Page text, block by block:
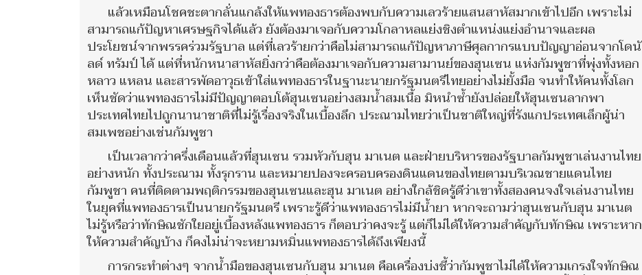
แล้วเหมือนโชคชะตากลั่นแกล้งให้แพทองธารต้องพบกับความเลวร้ายแสนสาหัสมากเข้าไปอีก เพราะไม่
สามารถแก้ปัญหาเศรษฐกิจได้แล้ว ยังต้องมาเจอกับความโกลาหลแย่งชิงตำแหน่งแย่งอำนาจและผล
ประโยชน์จากพรรคร่วมรัฐบาล แต่ที่เลวร้ายกว่าคือไม่สามารถแก้ปัญหาภาษีศุลกากรแบบปัญญาอ่อนจากโดนั
ลด์ ทรัมป์ ได้ แต่ที่หนักหนาสาหัสยิ่งกว่าคือต้องมาเจอกับความสามานย์ของฮุนเซน แห่งกัมพูชาที่พุ่งทั้งหอก
หลาว แหลน และสารพัดอาวุธเข้าใส่แพทองธารในฐานะนายกรัฐมนตรีไทยอย่างไม่ยั้งมือ จนทำให้คนทั้งโลก
เห็นชัดว่าแพทองธารไม่มีปัญญาตอบโต้ฮุนเซนอย่างสมน้ำสมเนื้อ มิหนำซ้ำยังปล่อยให้ฮุนเซนลากพา
ประเทศไทยไปถูกนานาชาติที่ไม่รู้เรื่องจริงในเบื้องลึก ประณามไทยว่าเป็นชาติใหญ่ที่รังแกประเทศเล็กผู้น่า
สมเพชอย่างเช่นกัมพูชา
เป็นเวลากว่าครึ่งเดือนแล้วที่ฮุนเซน รวมหัวกับฮุน มาเนต และฝ่ายบริหารของรัฐบาลกัมพูชาเล่นงานไทย
อย่างหนัก ทั้งประณาม ทั้งรุกราน และหมายปองจะครอบครองดินแดนของไทยตามบริเวณชายแดนไทย
กัมพูชา คนที่ติดตามพฤติกรรมของฮุนเซนและฮุน มาเนต อย่างใกล้ชิดรู้ดีว่าเขาทั้งสองคนจงใจเล่นงานไทย
ในยุคที่แพทองธารเป็นนายกรัฐมนตรี เพราะรู้ดีว่าแพทองธารไม่มีน้ำยา หากจะถามว่าฮุนเซนกับฮุน มาเนต
ไม่รู้หรือว่าทักษิณชักใยอยู่เบื้องหลังแพทองธาร ก็ตอบว่าคงจะรู้ แต่ก็ไม่ได้ให้ความสำคัญกับทักษิณ เพราะหาก
ให้ความสำคัญบ้าง ก็คงไม่น่าจะหยามหมิ่นแพทองธารได้ถึงเพียงนี้
การกระทำต่างๆ จากน้ำมือของฮุนเซนกับฮุน มาเนต คือเครื่องบ่งชี้ว่ากัมพูชาไม่ได้ให้ความเกรงใจทักษิณ